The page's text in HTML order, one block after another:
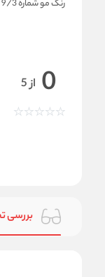
رنگ مو شماره 9/3 گپ GAP رنگ بلوند طلایی خیلی روشن حجم 100 میل
0 از 5